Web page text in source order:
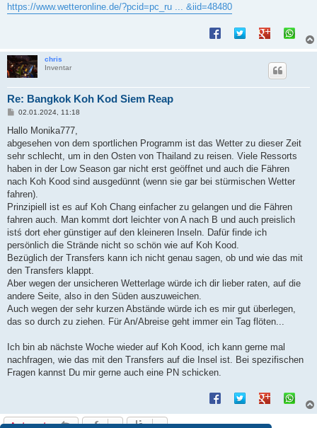
https://www.wetteronline.de/?pcid=pc_ru ... &iid=48480
chris
Inventar
Re: Bangkok Koh Kod Siem Reap
B
i
r
a
02.01.2024, 11:18
Hallo Monika777,
abgesehen von dem sportlichen Programm ist das Wetter zu dieser Zeit
sehr schlecht, um in den Osten von Thailand zu reisen. Viele Ressorts
haben in der Low Season gar nicht erst geöffnet und auch die Fähren
nach Koh Kood sind ausgedünnt (wenn sie gar bei stürmischen Wetter
fahren).
Prinzipiell ist es auf Koh Chang einfacher zu gelangen und die Fähren
fahren auch. Man kommt dort leichter von A nach B und auch preislich
istś dort eher günstiger auf den kleineren Inseln. Dafür finde ich
persönlich die Strände nicht so schön wie auf Koh Kood.
Bezüglich der Transfers kann ich nicht genau sagen, ob und wie das mit
den Transfers klappt.
Aber wegen der unsicheren Wetterlage würde ich dir lieber raten, auf die
andere Seite, also in den Süden auszuweichen.
Auch wegen der sehr kurzen Abstände würde ich es mir gut überlegen,
das so durch zu ziehen. Für An/Abreise geht immer ein Tag flöten...
Ich bin ab nächste Woche wieder auf Koh Kood, ich kann gerne mal
nachfragen, wie das mit den Transfers auf die Insel ist. Bei spezifischen
Fragen kannst Du mir gerne auch eine PN schicken.
Antworten